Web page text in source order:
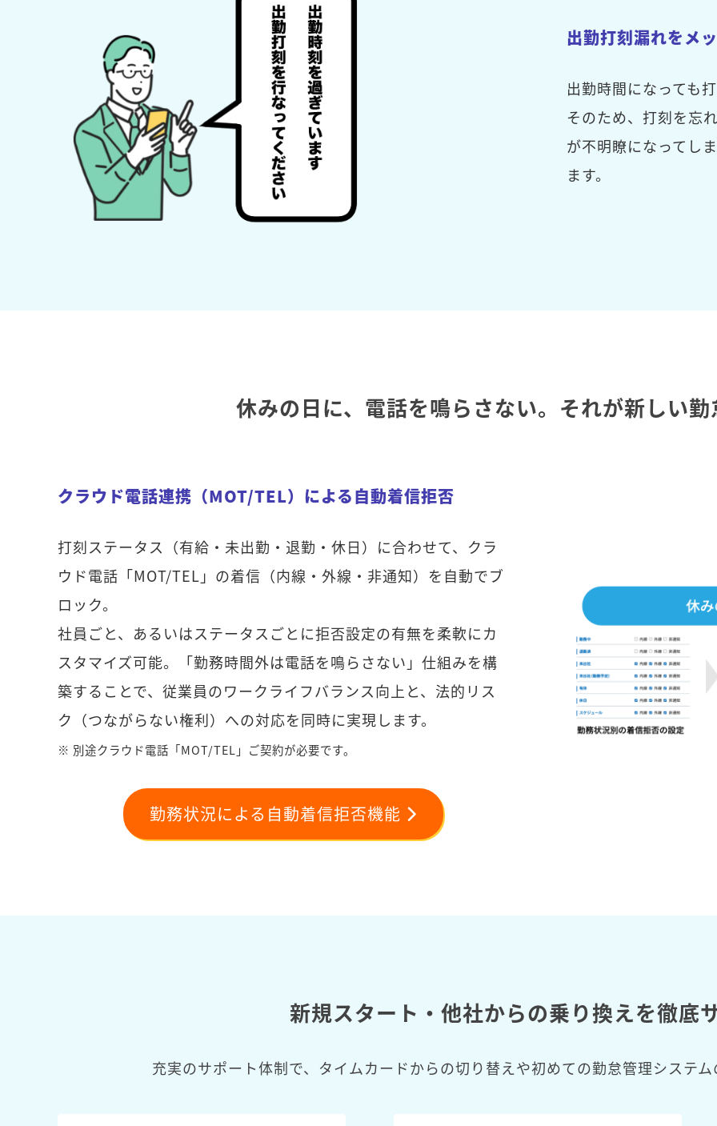
出勤打刻漏れをメ
出勤時間になっても
そのため、打刻を忘
が不明瞭になってし
ます。
休みの日に、電話を鳴らさない。それが新しい
クラウド電話連携（MOT/TEL）による自動着信拒否
打刻ステータス（有給・未出勤・退勤・休日）に合わせて、クラ
ウド電話「MOT/TEL」の着信（内線・外線・非通知）を自動でブ
ロック。
社員ごと、あるいはステータスごとに拒否設定の有無を柔軟にカ
スタマイズ可能。「勤務時間外は電話を鳴らさない」仕組みを構
築することで、従業員のワークライフバランス向上と、法的リス
ク（つながらない権利）への対応を同時に実現します。
※ 別途クラウド電話「MOT/TEL」ご契約が必要です。
勤務状況による自動着信拒否機能
新規スタート・他社からの乗り換えを徹底
充実のサポート体制で、タイムカードからの切り替えや初めての勤怠管理システ